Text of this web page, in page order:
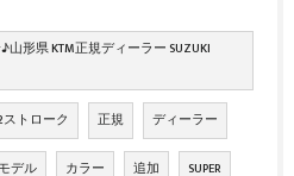
山形県 KTM正規ディーラー SUZUKI
ストローク 正規 ディーラー
デル カラー 追加 SUPER